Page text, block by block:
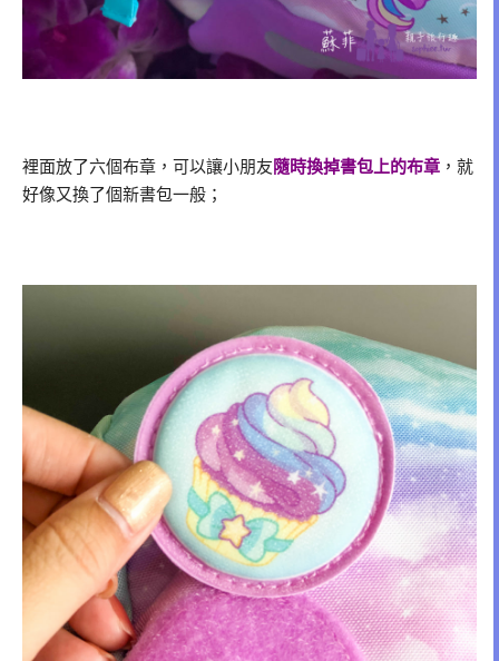
裡面放了六個布章，可以讓小朋友隨時換掉書包上的布章 ，就
好像又換了個新書包一般；